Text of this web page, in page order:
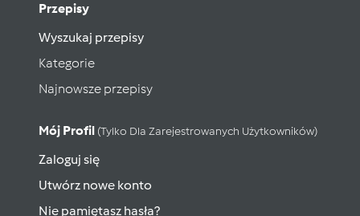
Przepisy
Wyszukaj przepisy
Kategorie
Najnowsze przepisy
Mój Profil (tylko Dla Zarejestrowanych Użytkowników)
Zaloguj się
Utwórz nowe konto
Nie pamiętasz hasła?